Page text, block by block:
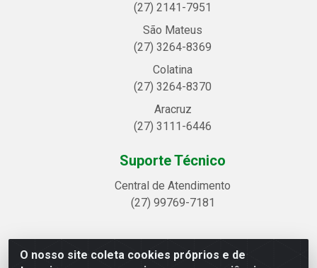
O nosso site coleta cookies próprios e de
(27) 2141-7951
São Mateus
(27) 3264-8369
Colatina
(27) 3264-8370
Aracruz
(27) 3111-6446
Suporte Técnico
Central de Atendimento
(27) 99769-7181
Linhavix Distribuidora LTDA - Avenida Alegre, 2521 -